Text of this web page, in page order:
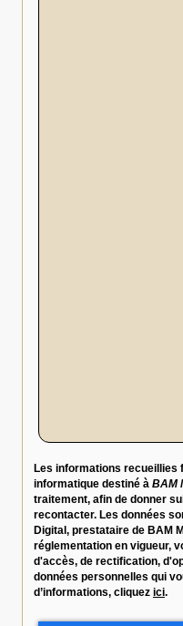
Les informations recueillies
informatique destiné à BAM
traitement, afin de donner
recontacter. Les données
Digital, prestataire de BAM
réglementation en vigueur,
d'accès, de rectification,
données personnelles qui
d’informations, cliquez ici.